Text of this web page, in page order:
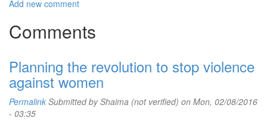
Add new comment
Comments
Planning the revolution to stop violence
against women
Permalink Submitted byShaima (not verified) on Mon, 02/08/2016
- 03:35